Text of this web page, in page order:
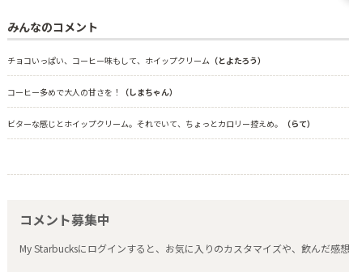
みんなのコメント
チョコいっぱい、コーヒー味もして、ホイップクリーム（とよたろう）
コーヒー多めで大人の甘さを！ （しまちゃん）
ビターな感じとホイップクリーム。それでいて、ちょっとカロリー控えめ。 （らて）
コメント募集中
My Starbucksにログインすると、お気に入りのカスタマイズや、飲んだ感